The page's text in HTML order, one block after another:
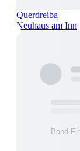
Querdreiba
Neuhaus am Inn